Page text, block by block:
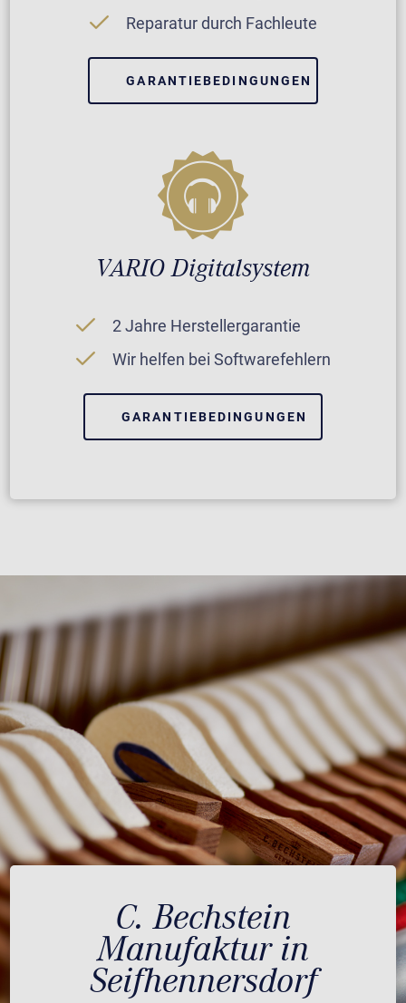
Reparatur durch Fachleute
GARANTIEBEDINGUNGEN
VARIO Digitalsystem
2 Jahre Herstellergarantie
Wir helfen bei Softwarefehlern
GARANTIEBEDINGUNGEN
C. Bechstein
Manufaktur in
Seifhennersdorf